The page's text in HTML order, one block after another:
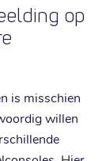
op
is misschien
willen